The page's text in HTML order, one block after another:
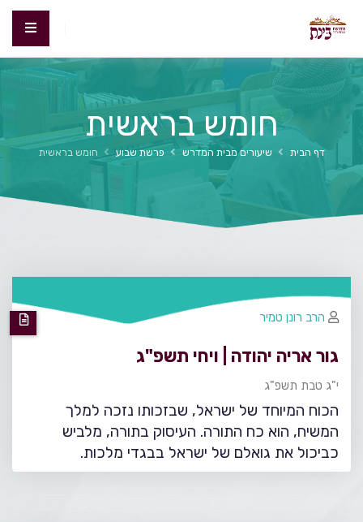
חומש בראשית
דף הבית שיעורים מבית המדרש פרשת שבוע חומש בראשית
גור אריה יהודה | ויחי תשפ"ג
י"ג טבת תשפ"ג
הכוח המיוחד של ישראל, שבזכותו נזכה למלך
המשיח, הוא כח התורה. העיסוק בתורה, מלביש
כביכול את גואלם של ישראל בבגדי מלכות.
הרב רונן טמיר